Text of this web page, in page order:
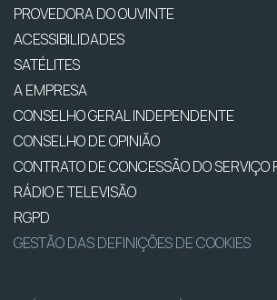
PROVEDORA DO OUVINTE
ACESSIBILIDADES
SATÉLITES
A EMPRESA
CONSELHO GERAL INDEPENDENTE
CONSELHO DE OPINIÃO
CONTRATO DE CONCESSÃO DO SERVIÇO
RÁDIO E TELEVISÃO
RGPD
GESTÃO DAS DEFINIÇÕES DE COOKIES